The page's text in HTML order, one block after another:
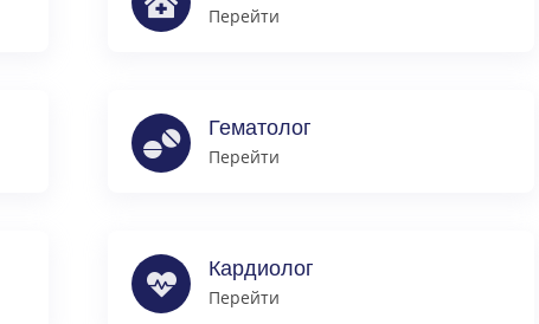
Перейти
Гематолог
Перейти
Кардиолог
Перейти